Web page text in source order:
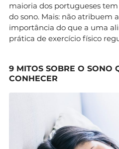
maioria dos portugueses
do sono. Mais: não atribuem
importância do que a uma
prática de exercício físico
9 MITOS SOBRE O SONO
CONHECER